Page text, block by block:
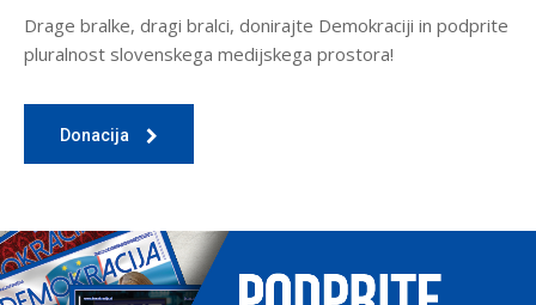
Drage bralke, dragi bralci, donirajte Demokraciji in podprite
pluralnost slovenskega medijskega prostora!
Donacija